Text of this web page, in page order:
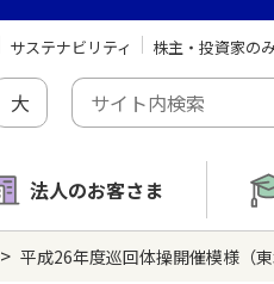
サステナビリティ 株主・投資家の
大
法人のお客さま
> 平成26年度巡回体操開催模様（東